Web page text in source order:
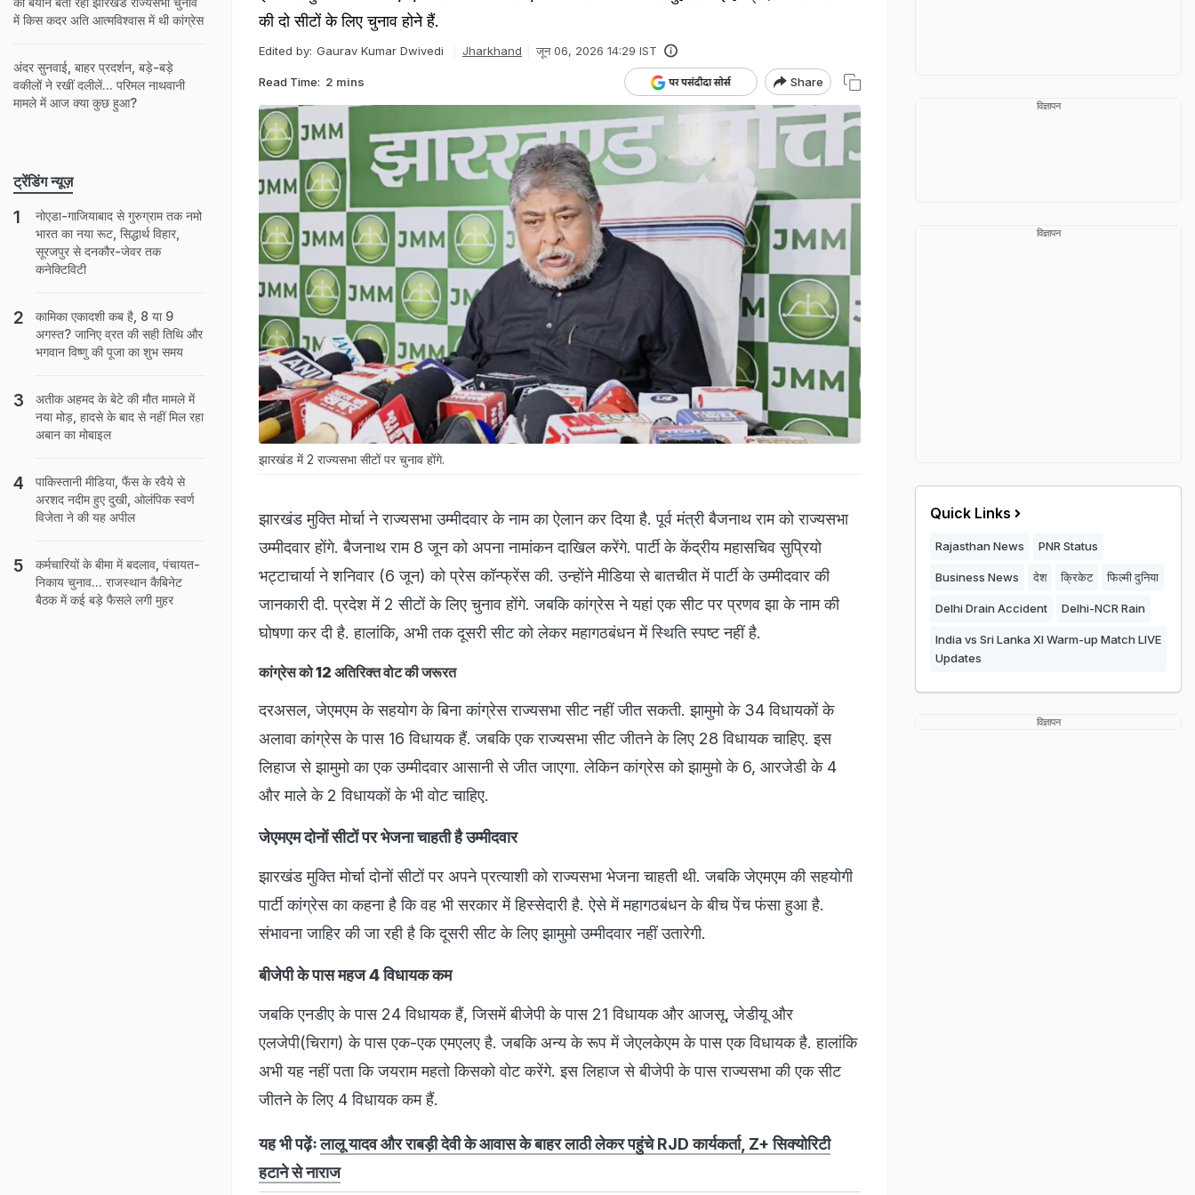
की दो सीटों के लिए चुनाव होने हैं.
Edited by: Gaurav Kumar Dwivedi Jharkhand जून 06, 2026 14:29 IST
Read Time: 2 mins Share
झारखंड में 2 राज्यसभा सीटों पर चुनाव होंगे.
झारखंड मुक्ति मोर्चा ने राज्यसभा उम्मीदवार के नाम का ऐलान कर दिया है. पूर्व मंत्री बैजनाथ राम को राज्यसभा
उम्मीदवार होंगे. बैजनाथ राम 8 जून को अपना नामांकन दाखिल करेंगे. पार्टी के केंद्रीय महासचिव सुप्रियो
भट्टाचार्या ने शनिवार (6 जून) को प्रेस कॉन्फ्रेंस की. उन्होंने मीडिया से बातचीत में पार्टी के उम्मीदवार की
जानकारी दी. प्रदेश में 2 सीटों के लिए चुनाव होंगे. जबकि कांग्रेस ने यहां एक सीट पर प्रणव झा के नाम की
घोषणा कर दी है. हालांकि, अभी तक दूसरी सीट को लेकर महागठबंधन में स्थिति स्पष्ट नहीं है.
कांग्रेस को 12 अतिरिक्त वोट की जरूरत
दरअसल, जेएमएम के सहयोग के बिना कांग्रेस राज्यसभा सीट नहीं जीत सकती. झामुमो के 34 विधायकों के
अलावा कांग्रेस के पास 16 विधायक हैं. जबकि एक राज्यसभा सीट जीतने के लिए 28 विधायक चाहिए. इस
लिहाज से झामुमो का एक उम्मीदवार आसानी से जीत जाएगा. लेकिन कांग्रेस को झामुमो के 6, आरजेडी के 4
और माले के 2 विधायकों के भी वोट चाहिए.
जेएमएम दोनों सीटों पर भेजना चाहती है उम्मीदवार
झारखंड मुक्ति मोर्चा दोनों सीटों पर अपने प्रत्याशी को राज्यसभा भेजना चाहती थी. जबकि जेएमएम की सहयोगी
पार्टी कांग्रेस का कहना है कि वह भी सरकार में हिस्सेदारी है. ऐसे में महागठबंधन के बीच पेंच फंसा हुआ है.
संभावना जाहिर की जा रही है कि दूसरी सीट के लिए झामुमो उम्मीदवार नहीं उतारेगी.
बीजेपी के पास महज 4 विधायक कम
जबकि एनडीए के पास 24 विधायक हैं, जिसमें बीजेपी के पास 21 विधायक और आजसू, जेडीयू और
एलजेपी(चिराग) के पास एक-एक एमएलए है. जबकि अन्य के रूप में जेएलकेएम के पास एक विधायक है. हालांकि
अभी यह नहीं पता कि जयराम महतो किसको वोट करेंगे. इस लिहाज से बीजेपी के पास राज्यसभा की एक सीट
जीतने के लिए 4 विधायक कम हैं.
यह भी पढ़ेंःलालू यादव और राबड़ी देवी के आवास के बाहर लाठी लेकर पहुंचे RJD कार्यकर्ता, Z+ सिक्योरिटी
हटाने से नाराज
में किस कदर अति आत्मविश्वास में थी कांग्रेस
अंदर सुनवाई, बाहर प्रदर्शन, बड़े-बड़े
वकीलों ने रखीं दलीलें... परिमल नाथवानी
मामले में आज क्या कुछ हुआ?
ट्रेंडिंग न्यूज़
नोएडा-गाजियाबाद से गुरुग्राम तक नमो
भारत का नया रूट, सिद्धार्थ विहार,
सूरजपुर से दनकौर-जेवर तक
कनेक्टिविटी
कामिका एकादशी कब है, 8 या 9
अगस्त? जानिए व्रत की सही तिथि और
भगवान विष्णु की पूजा का शुभ समय
अतीक अहमद के बेटे की मौत मामले में
नया मोड़, हादसे के बाद से नहीं मिल रहा
अबान का मोबाइल
पाकिस्तानी मीडिया, फैंस के रवैये से
अरशद नदीम हुए दुखी, ओलंपिक स्वर्ण
विजेता ने की यह अपील
कर्मचारियों के बीमा में बदलाव, पंचायत-
निकाय चुनाव... राजस्थान कैबिनेट
बैठक में कई बड़े फैसले लगी मुहर
विज्ञापन
विज्ञापन
Quick Links
Rajasthan News PNR Status
Business News देश क्रिकेट फिल्मी दुनिया
Delhi Drain Accident Delhi-NCR Rain
India vs Sri Lanka XI Warm-up Match LIVE
Updates
विज्ञापन